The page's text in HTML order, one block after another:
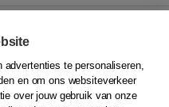
te personaliseren,
en om ons websiteverkeer
over jouw gebruik van onze